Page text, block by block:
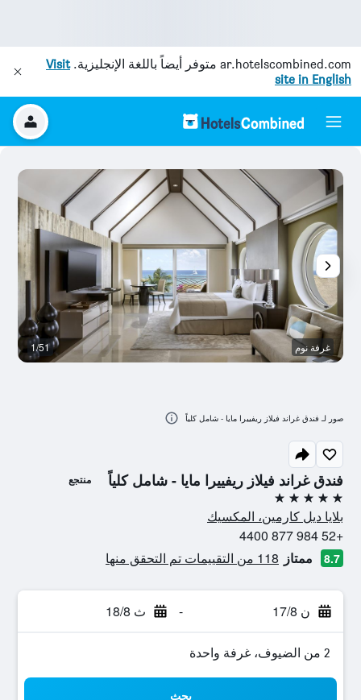
ar.hotelscombined.com متوفر أيضاً باللغة الإنجليزية.Visit
site in English
فندق غراند فيلاز ريفييرا مايا - شامل كلياً منتجع
5 نجوم
بلايا ديل كارمين، المكسيك
+52 984 877 4400
8.7 ممتاز 118 من التقييمات تم التحقق منها
ن 17/8 - ث 18/8
2 من الضيوف، غرفة واحدة
بحث
غرفة نوم 1/51
صور لـ فندق غراند فيلاز ريفييرا مايا - شامل كلياً